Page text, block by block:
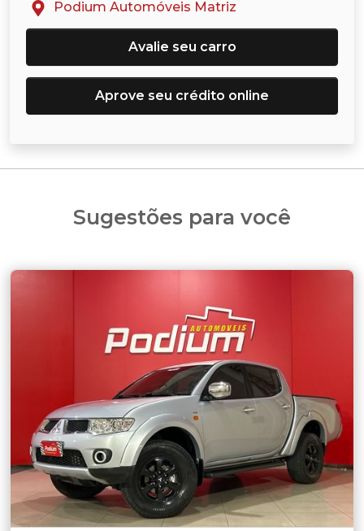
Podium Automóveis Matriz
Avalie seu carro
Aprove seu crédito online
Sugestões para você